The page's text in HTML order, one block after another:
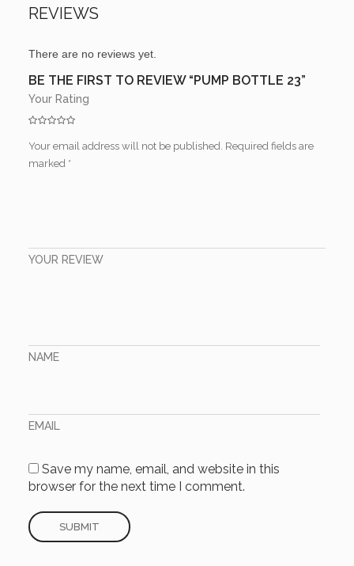
REVIEWS
There are no reviews yet.
BE THE FIRST TO REVIEW “PUMP BOTTLE 23”
Your email address will not be published. Required fields are
marked *
Your Rating
YOUR REVIEW
NAME
EMAIL
Save my name, email, and website in this
browser for the next time I comment.